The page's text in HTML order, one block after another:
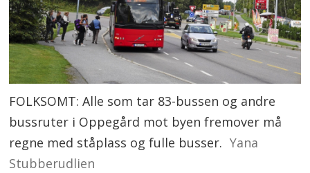
FOLKSOMT: Alle som tar 83-bussen og andre
bussruter i Oppegård mot byen fremover må
regne med ståplass og fulle busser. Yana
Stubberudlien